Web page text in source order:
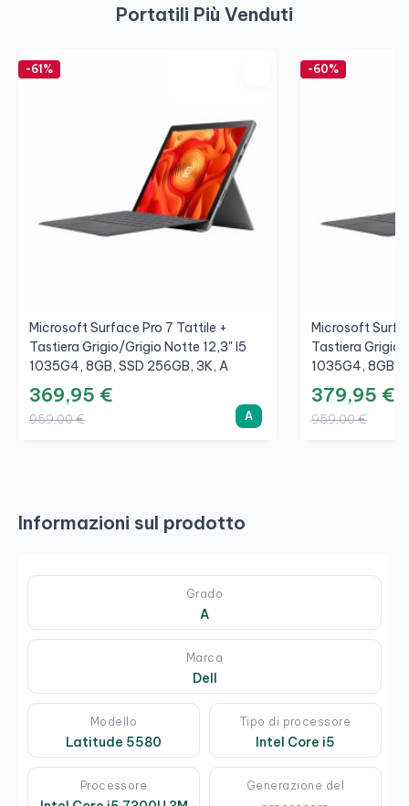
Portatili Più Venduti
-61%
Microsoft Surface Pro 7 Tattile +
Tastiera Grigio/Grigio Notte 12,3" I5
1035G4, 8GB, SSD 256GB, 3K, A
369,95 €
959,00 € A
-60%
Microsoft
Tastiera
1035G4, 8GB,
379,95 €
959,00 €
Informazioni sul prodotto
Grado
A
Marca
Dell
Modello
Latitude 5580
Tipo di processore
Intel Core i5
Processore
Generazione del